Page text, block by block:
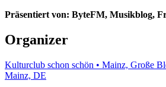
Präsentiert von: ByteFM, Musikblog,
Organizer
Kulturclub schon schön • Mainz, Große
Mainz, DE